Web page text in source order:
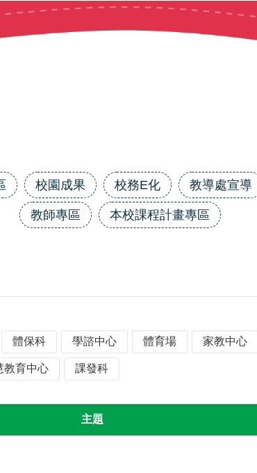
校園成果 校務E化 教導處宣導
教師專區 本校課程計畫專區
體保科 學諮中心 體育場 家教中心
教育中心 課發科
主題